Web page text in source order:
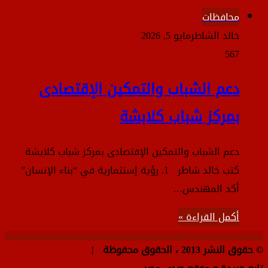
محافظات
خالد الشاطرمايو 5, 2026
567
دعم الشباب والتمكين الإقتصادى
بمركز شباب كلابشة
دعم الشباب والتمكين الإقتصادى بمركز شباب كلابشة
كتب خالد شاطر 1. رؤية إستثمارية في “بناء الإنسان”
أكد المهندس…
أكمل القراءة »
© حقوق النشر 2013 ، الحقوق محفوظة |